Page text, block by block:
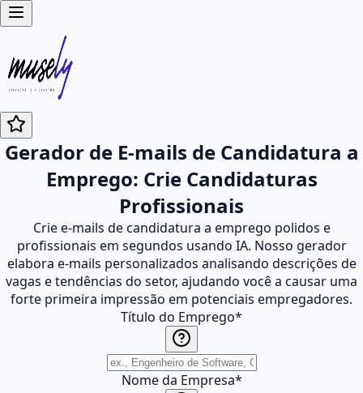
Gerador de E-mails de Candidatura a
Emprego: Crie Candidaturas
Profissionais
Crie e-mails de candidatura a emprego polidos e
profissionais em segundos usando IA. Nosso gerador
elabora e-mails personalizados analisando descrições de
vagas e tendências do setor, ajudando você a causar uma
forte primeira impressão em potenciais empregadores.
Título do Emprego*
Nome da Empresa*